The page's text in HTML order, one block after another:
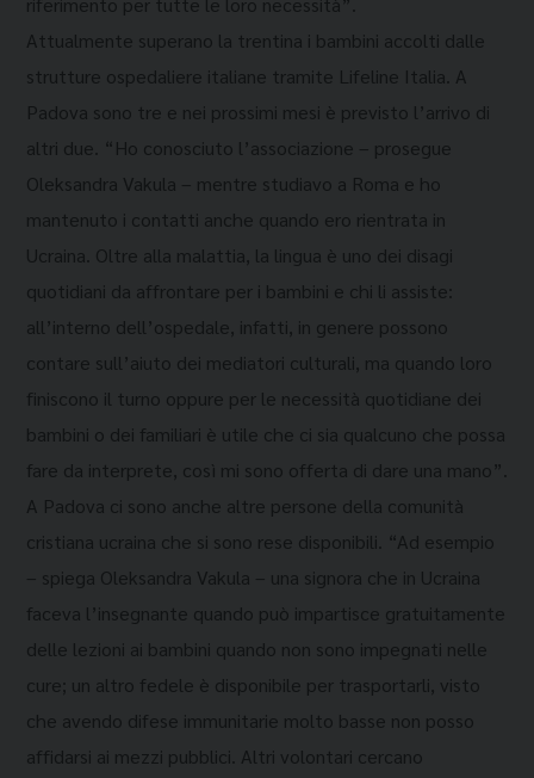
Attualmente superano la trentina i bambini accolti dalle
strutture ospedaliere italiane tramite Lifeline Italia. A
Padova sono tre e nei prossimi mesi è previsto l’arrivo di
altri due. “Ho conosciuto l’associazione – prosegue
Oleksandra Vakula – mentre studiavo a Roma e ho
mantenuto i contatti anche quando ero rientrata in
Ucraina. Oltre alla malattia, la lingua è uno dei disagi
quotidiani da affrontare per i bambini e chi li assiste:
all’interno dell’ospedale, infatti, in genere possono
contare sull’aiuto dei mediatori culturali, ma quando loro
finiscono il turno oppure per le necessità quotidiane dei
bambini o dei familiari è utile che ci sia qualcuno che possa
fare da interprete, così mi sono offerta di dare una mano”.
A Padova ci sono anche altre persone della comunità
cristiana ucraina che si sono rese disponibili. “Ad esempio
– spiega Oleksandra Vakula – una signora che in Ucraina
faceva l’insegnante quando può impartisce gratuitamente
delle lezioni ai bambini quando non sono impegnati nelle
cure; un altro fedele è disponibile per trasportarli, visto
che avendo difese immunitarie molto basse non posso
affidarsi ai mezzi pubblici. Altri volontari cercano